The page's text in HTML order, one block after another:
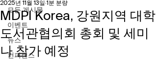
모든 게시물
이벤트
뉴스
컨퍼런스
MDPI Korea, 강원지역 대학
도서관협의회 총회 및 세미
나 참가 예정
2025년 11월 13일 1분 분량